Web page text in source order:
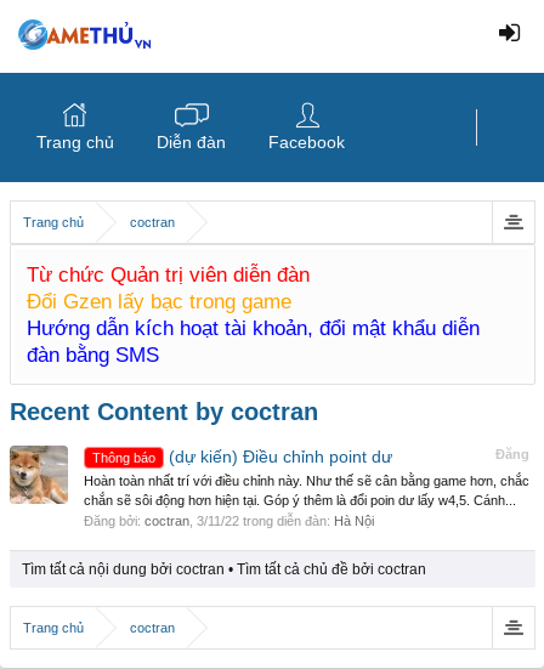
Trang chủ coctran
Từ chức Quản trị viên diễn đàn
Đổi Gzen lấy bạc trong game
Hướng dẫn kích hoạt tài khoản, đổi mật khẩu diễn
đàn bằng SMS
Recent Content by coctran
Đăng
Thông báo (dự kiến) Điều chỉnh point dư
Hoàn toàn nhất trí với điều chỉnh này. Như thế sẽ cân bằng game hơn, chắc
chắn sẽ sôi động hơn hiện tại. Góp ý thêm là đổi poin dư lấy w4,5. Cánh...
Đăng bởi: coctran, 3/11/22trong diễn đàn: Hà Nội
Tìm tất cả nội dung bởi coctran Tìm tất cả chủ đề bởi coctran
Trang chủ coctran
Trang chủ Diễn đàn Facebook